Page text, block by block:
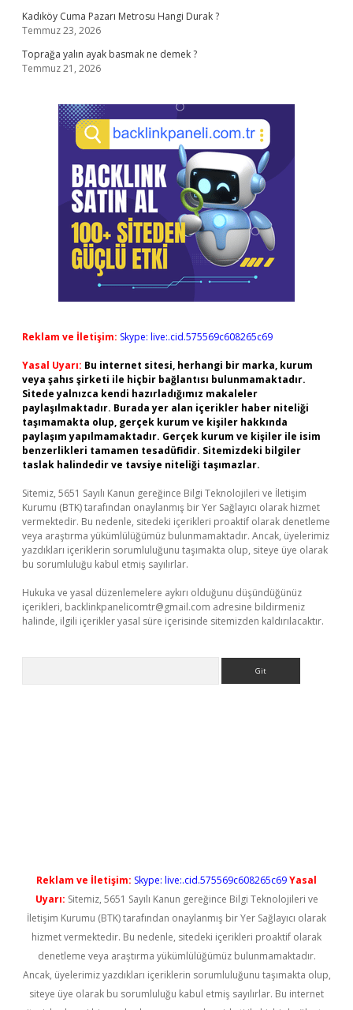
Kadıköy Cuma Pazarı Metrosu Hangi Durak ?
Temmuz 23, 2026
Toprağa yalın ayak basmak ne demek ?
Temmuz 21, 2026
Reklam ve İletişim: Skype: live:.cid.575569c608265c69
Yasal Uyarı: Bu internet sitesi, herhangi bir marka, kurum
veya şahıs şirketi ile hiçbir bağlantısı bulunmamaktadır.
Sitede yalnızca kendi hazırladığımız makaleler
paylaşılmaktadır. Burada yer alan içerikler haber niteliği
taşımamakta olup, gerçek kurum ve kişiler hakkında
paylaşım yapılmamaktadır. Gerçek kurum ve kişiler ile isim
benzerlikleri tamamen tesadüfidir. Sitemizdeki bilgiler
taslak halindedir ve tavsiye niteliği taşımazlar.
Sitemiz, 5651 Sayılı Kanun gereğince Bilgi Teknolojileri ve İletişim
Kurumu (BTK) tarafından onaylanmış bir Yer Sağlayıcı olarak hizmet
vermektedir. Bu nedenle, sitedeki içerikleri proaktif olarak denetleme
veya araştırma yükümlülüğümüz bulunmamaktadır. Ancak, üyelerimiz
yazdıkları içeriklerin sorumluluğunu taşımakta olup, siteye üye olarak
bu sorumluluğu kabul etmiş sayılırlar.
Hukuka ve yasal düzenlemelere aykırı olduğunu düşündüğünüz
içerikleri, backlinkpanelicomtr@gmail.com adresine bildirmeniz
halinde, ilgili içerikler yasal süre içerisinde sitemizden kaldırılacaktır.
Reklam ve İletişim: Skype: live:.cid.575569c608265c69Yasal
Uyarı: Sitemiz, 5651 Sayılı Kanun gereğince Bilgi Teknolojileri ve
İletişim Kurumu (BTK) tarafından onaylanmış bir Yer Sağlayıcı olarak
hizmet vermektedir. Bu nedenle, sitedeki içerikleri proaktif olarak
denetleme veya araştırma yükümlülüğümüz bulunmamaktadır.
Ancak, üyelerimiz yazdıkları içeriklerin sorumluluğunu taşımakta olup,
siteye üye olarak bu sorumluluğu kabul etmiş sayılırlar. Bu internet